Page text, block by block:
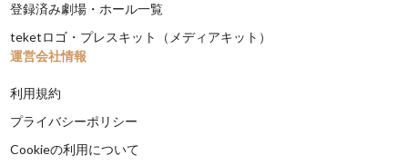
登録済み劇場・ホール一覧
teketロゴ・プレスキット（メディアキット）
運営会社情報
利用規約
プライバシーポリシー
Cookieの利用について